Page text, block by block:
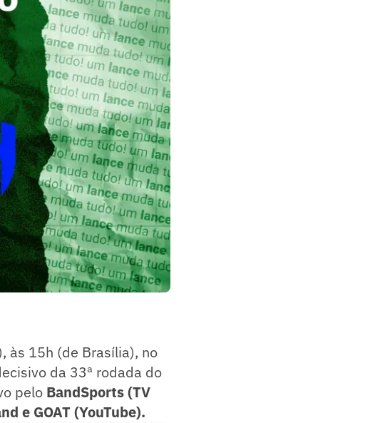
às 15h (de Brasília), no
da 33ª rodada do
pelo BandSports (TV
e GOAT (YouTube).